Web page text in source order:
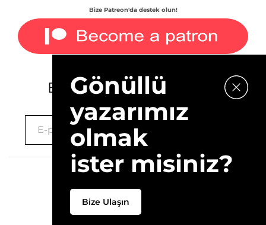
Bize Patreon'da destek olun!
E-bültenimize kaydolun.
Hakkımızda
Gönüllü
yazarımız
olmak
ister misiniz?
Bize Ulaşın